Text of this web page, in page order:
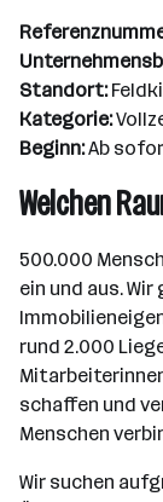
Standort:
Kategorie:
Beginn:Ab
Welchen
500.000
ein und aus.
rund 2.000
schaffen und
Menschen
Wir suchen